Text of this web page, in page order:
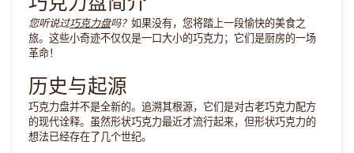
您听说过巧克力盘吗？ 如果没有，您将踏上一段愉快的美食之
旅。这些小奇迹不仅仅是一口大小的巧克力；它们是厨房的一场
革命！
历史与起源
巧克力盘并不是全新的。追溯其根源，它们是对古老巧克力配方
的现代诠释。虽然形状巧克力最近才流行起来，但形状巧克力的
想法已经存在了几个世纪。